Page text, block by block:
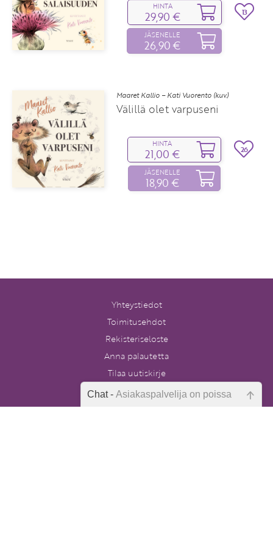
HINTA
29,90 €
JÄSENELLE
26,90 €
13
Maaret Kallio – Kati Vuorento (kuv.)
Välillä olet varpuseni
HINTA
21,00 €
JÄSENELLE
18,90 €
26
Yhteystiedot
Toimitusehdot
Rekisteriseloste
Anna palautetta
Tilaa uutiskirje
Peruutuslomake
Chat -Asiakaspalvelija on poissa